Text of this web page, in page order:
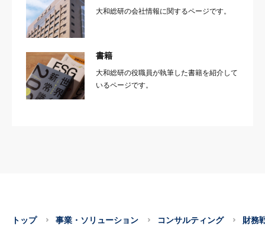
大和総研の会社情報に関するページです。
書籍
大和総研の役職員が執筆した書籍を紹介して
いるページです。
トップ 事業・ソリューション コンサルティング 財務